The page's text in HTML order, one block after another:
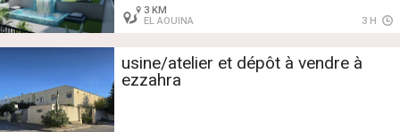
3 KM
EL AOUINA
3 H
usine/atelier et dépôt à vendre à
ezzahra